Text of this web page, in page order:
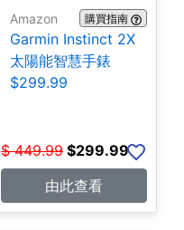
Amazon 購買指南
Garmin Instinct 2X
太陽能智慧手錶
$299.99
$ 449.99 $299.99
由此查看